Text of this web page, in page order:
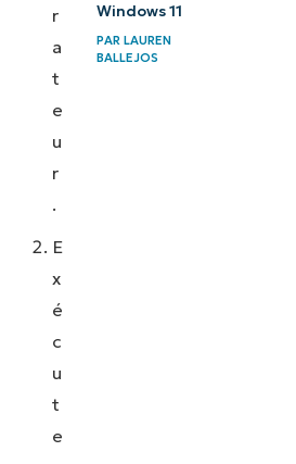
r
a
t
e
u
r
.
E
x
é
c
u
t
e
Windows 11
PAR LAUREN
BALLEJOS